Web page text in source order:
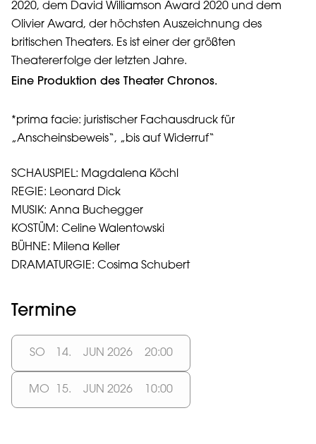
2020, dem David Williamson Award 2020 und dem
Olivier Award, der höchsten Auszeichnung des
britischen Theaters. Es ist einer der größten
Theatererfolge der letzten Jahre.
Eine Produktion des Theater Chronos.
*prima facie: juristischer Fachausdruck für
„Anscheinsbeweis“, „bis auf Widerruf“
SCHAUSPIEL: Magdalena Köchl
REGIE: Leonard Dick
MUSIK: Anna Buchegger
KOSTÜM: Celine Walentowski
BÜHNE: Milena Keller
​DRAMATURGIE: Cosima Schubert
Termine
SO 14. JUN 2026 20:00
MO 15. JUN 2026 10:00